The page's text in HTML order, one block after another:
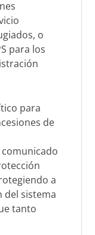
o
para los
para
de
a
del sistema
tanto